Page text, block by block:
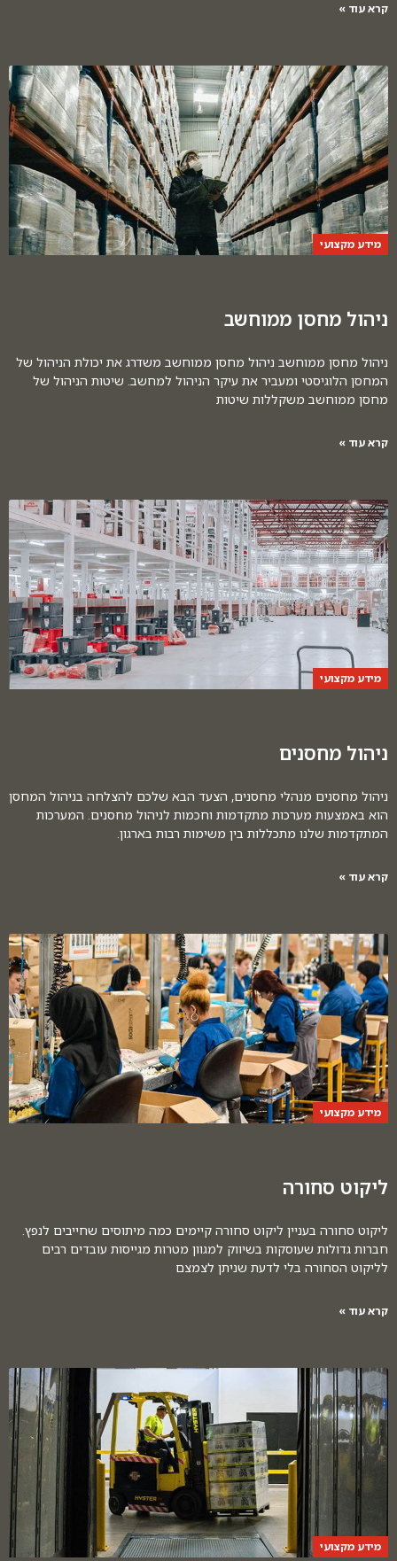
קרא עוד »
מידע מקצועי
ניהול מחסן ממוחשב
ניהול מחסן ממוחשב ניהול מחסן ממוחשב משדרג את יכולת הניהול של
המחסן הלוגיסטי ומעביר את עיקר הניהול למחשב. שיטות הניהול של
מחסן ממוחשב משקללות שיטות
קרא עוד »
מידע מקצועי
ניהול מחסנים
ניהול מחסנים מנהלי מחסנים, הצעד הבא שלכם להצלחה בניהול המחסן
הוא באמצעות מערכות מתקדמות וחכמות לניהול מחסנים. המערכות
המתקדמות שלנו מתכללות בין משימות רבות בארגון.
קרא עוד »
מידע מקצועי
ליקוט סחורה
ליקוט סחורה בעניין ליקוט סחורה קיימים כמה מיתוסים שחייבים לנפץ.
חברות גדולות שעוסקות בשיווק למגוון מטרות מגייסות עובדים רבים
לליקוט הסחורה בלי לדעת שניתן לצמצם
קרא עוד »
מידע מקצועי